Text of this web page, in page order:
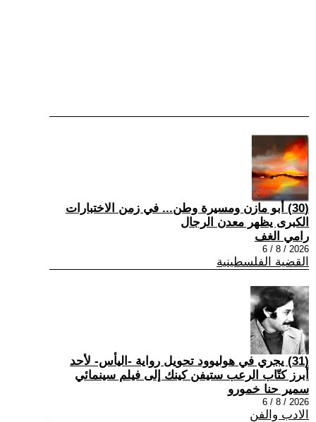
(30) أبو مازن ومسيرة وطن... في زمن الاختبارات
الكبرى يظهر معدن الرجال
رامي الغف
2026 / 8 / 6
القضية الفلسطينية
(31) يجري في هوليوود تحويل رواية -اليأس- لأحد
أبرز كتّاب الرعب ستيفن كينك إلى فيلم سينمائي
سمير حنا خمورو
2026 / 8 / 6
الادب والفن